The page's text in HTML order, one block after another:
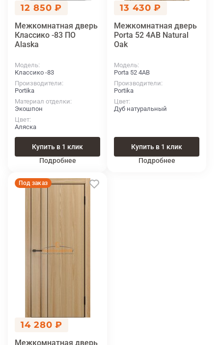
12 850 ₽
Межкомнатная дверь
Классико -83 ПО
Alaska
Модель
Классико -83
Производители
Portika
Материал отделки
Экошпон
Цвет
Аляска
Купить в 1 клик
Подробнее
13 430 ₽
Межкомнатная дверь
Porta 52 4AВ Natural
Oak
Модель
Porta 52 4AВ
Производители
Portika
Цвет
Дуб натуральный
Купить в 1 клик
Подробнее
Под заказ
14 280 ₽
Межкомнатная дверь